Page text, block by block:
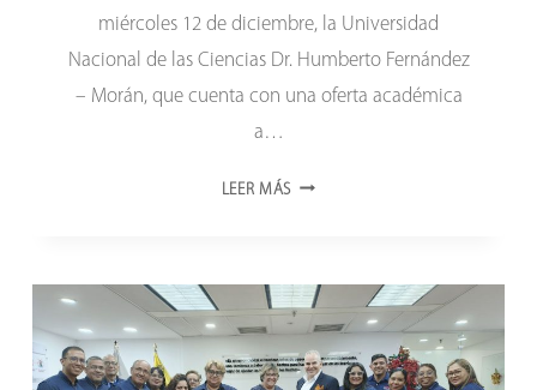
miércoles 12 de diciembre, la Universidad
Nacional de las Ciencias Dr. Humberto Fernández
– Morán, que cuenta con una oferta académica
a…
LEER MÁS INAUGURADA
LAS
CIENCIAS
DR.
HUMBERTO